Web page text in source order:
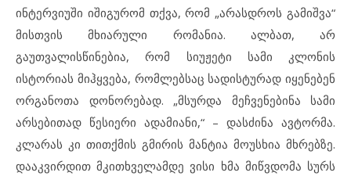
ინტერვიუში იშიგურომ თქვა, რომ „არასდროს გამიშვა“
მისთვის მხიარული რომანია. ალბათ, არ
გაუთვალისწინებია, რომ სიუჟეტი სამი კლონის
ისტორიას მიჰყვება, რომლებსაც სადისტურად იყენებენ
ორგანოთა დონორებად. „მსურდა მეჩვენებინა სამი
არსებითად წესიერი ადამიანი,“ – დასძინა ავტორმა.
კლარას კი თითქმის გმირის მანტია მოუსხია მხრებზე.
დააკვირდით მკითხველამდე ვისი ხმა მიწვდომა სურს